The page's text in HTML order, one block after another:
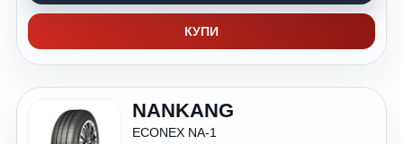
КУПИ
NANKANG
ECONEX NA-1